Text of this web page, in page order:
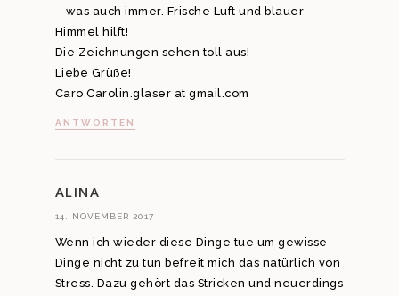
– was auch immer. Frische Luft und blauer
Himmel hilft!
Die Zeichnungen sehen toll aus!
Liebe Grüße!
Caro Carolin.glaser at gmail.com
ANTWORTEN
ALINA
14. NOVEMBER 2017
Wenn ich wieder diese Dinge tue um gewisse
Dinge nicht zu tun befreit mich das natürlich von
Stress. Dazu gehört das Stricken und neuerdings